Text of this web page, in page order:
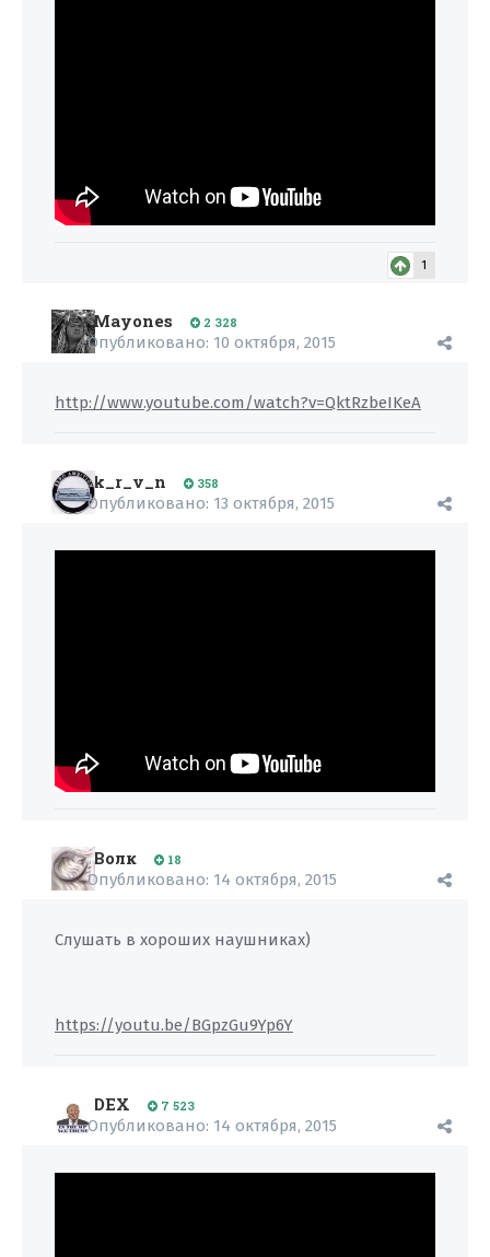
1
Mayones 2 328
Опубликовано: 10 октября, 2015
http://www.youtube.com/watch?v=QktRzbeIKeA
k_r_v_n 358
Опубликовано: 13 октября, 2015
Волк 18
Опубликовано: 14 октября, 2015
Слушать в хороших наушниках)
https://youtu.be/BGpzGu9Yp6Y
DEX 7 523
Опубликовано: 14 октября, 2015